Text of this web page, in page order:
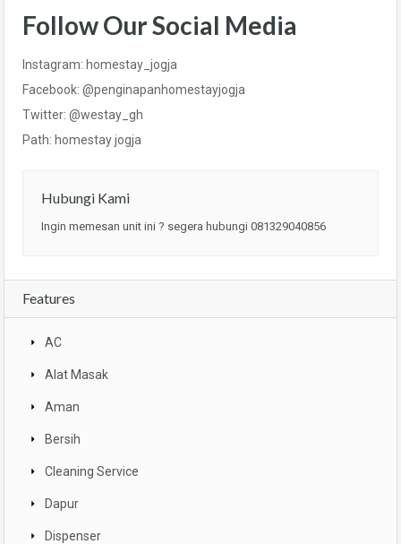
Follow Our Social Media
Instagram: homestay_jogja
Facebook: @penginapanhomestayjogja
Twitter: @westay_gh
Path: homestay jogja
Hubungi Kami
Ingin memesan unit ini ? segera hubungi 081329040856
Features
AC
Alat Masak
Aman
Bersih
Cleaning Service
Dapur
Dispenser